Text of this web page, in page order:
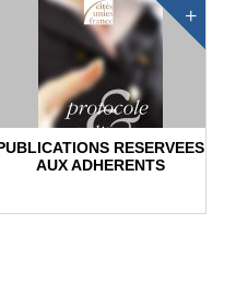
RESERVEES
AUX ADHERENTS